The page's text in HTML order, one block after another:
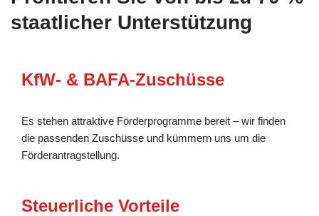
staatlicher Unterstützung
KfW- & BAFA-Zuschüsse
Es stehen attraktive Förderprogramme bereit – wir finden
die passenden Zuschüsse und kümmern uns um die
Förderantragstellung.
Steuerliche Vorteile